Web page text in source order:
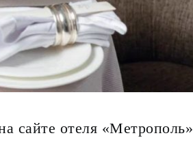
сайте отеля «Метрополь»